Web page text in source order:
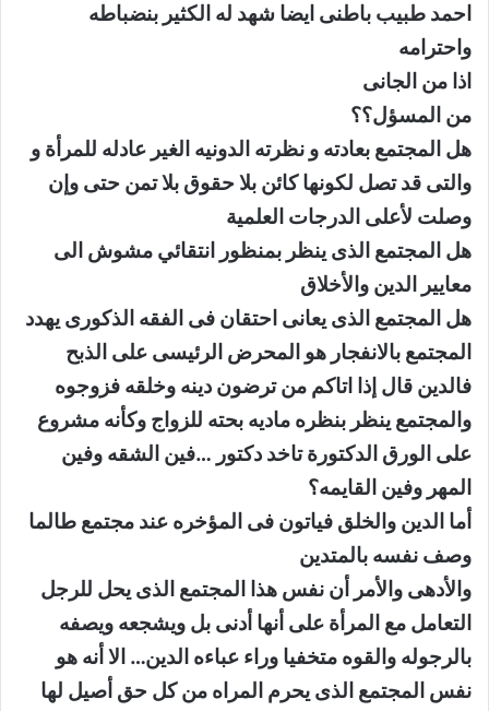
احمد طبيب باطنى ايضا شهد له الكثير بنضباطه
واحترامه
اذا من الجانى
من المسؤل؟؟
هل المجتمع بعادته و نظرته الدونيه الغير عادله للمرأة و
والتى قد تصل لكونها كائن بلا حقوق بلا تمن حتى وإن
وصلت لأعلى الدرجات العلمية
هل المجتمع الذى ينظر بمنظور انتقائي مشوش الى
معايير الدين والأخلاق
هل المجتمع الذى يعانى احتقان فى الفقه الذكورى يهدد
المجتمع بالانفجار هو المحرض الرئيسى على الذبح
فالدين قال إذا اتاكم من ترضون دينه وخلقه فزوجوه
والمجتمع ينظر بنظره ماديه بحته للزواج وكأنه مشروع
على الورق الدكتورة تاخد دكتور …فين الشقه وفين
المهر وفين القايمه؟
أما الدين والخلق فياتون فى المؤخره عند مجتمع طالما
وصف نفسه بالمتدين
والأدهى والأمر أن نفس هذا المجتمع الذى يحل للرجل
التعامل مع المرأة على أنها أدنى بل ويشجعه ويصفه
بالرجوله والقوه متخفيا وراء عباءه الدين… الا أنه هو
نفس المجتمع الذى يحرم المراه من كل حق أصيل لها